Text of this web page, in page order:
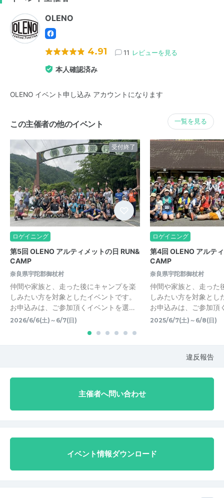
OLENO
4.91 11 レビューを見る
本人確認済み
OLENO イベント申し込み アカウントになります
この主催者の他のイベント 一覧を見る
受付終了
ロゲイニング
第5回 OLENO アルティメットの日 RUN&
CAMP
奈良県宇陀郡御杖村
仲間や家族と、走った後にキャンプを楽
しみたい方を対象としたイベントです。
お申込みは、ご参加頂くイベントを選…
2026/6/6(土)～6/7(日)
ロゲイニング
第4回 OLENO アルテ
CAMP
奈良県宇陀郡御杖村
仲間や家族と、走った
しみたい方を対象とし
お申込みは、ご参加頂
2025/6/7(土)～6/8(日)
違反報告
主催者へ問い合わせ
イベント情報ダウンロード